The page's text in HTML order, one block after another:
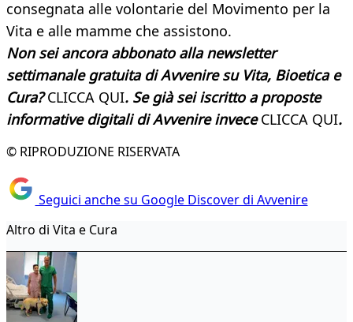
consegnata alle volontarie del Movimento per la
Vita e alle mamme che assistono.
Non sei ancora abbonato alla newsletter
settimanale gratuita di Avvenire su Vita, Bioetica e
Cura?CLICCA QUI. Se già sei iscritto a proposte
informative digitali di Avvenire inveceCLICCA QUI.
© RIPRODUZIONE RISERVATA
Seguici anche su Google Discover di Avvenire
Altro di Vita e Cura